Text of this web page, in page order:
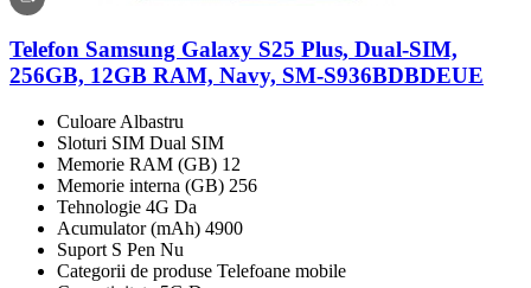
Telefon Samsung Galaxy S25 Plus, Dual-SIM,
256GB, 12GB RAM, Navy, SM-S936BDBDEUE
Culoare Albastru
Sloturi SIM Dual SIM
Memorie RAM (GB) 12
Memorie interna (GB) 256
Tehnologie 4G Da
Acumulator (mAh) 4900
Suport S Pen Nu
Categorii de produse Telefoane mobile